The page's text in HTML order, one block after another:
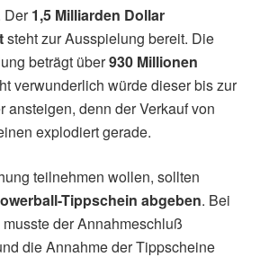
Der1,5 Milliarden Dollar
steht zur Ausspielung bereit. Die
beträgt über930 Millionen
verwunderlich würde dieser bis zur
ansteigen, denn der Verkauf von
explodiert gerade.
teilnehmen wollen, sollten
Tippschein abgeben. Bei
der Annahmeschluß
die Annahme der Tippscheine